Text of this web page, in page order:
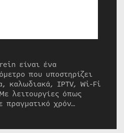
είναι ένα
που υποστηρίζει
καλωδιακά, IPTV, Wi-Fi
λειτουργίες όπως
πραγματικό χρόν…